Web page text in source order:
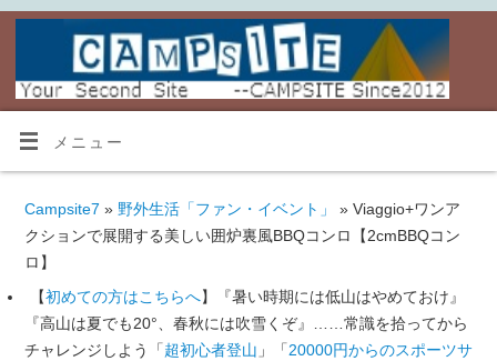
メニュー
Campsite7 » 野外生活「ファン・イベント」
» Viaggio+ワンア
クションで展開する美しい囲炉裏風BBQコンロ【2cmBBQコン
ロ】
【初めての方はこちらへ】『暑い時期には低山はやめておけ』
『高山は夏でも20°、春秋には吹雪くぞ』……常識を拾ってから
チャレンジしよう「超初心者登山 」「20000円からのスポーツサ